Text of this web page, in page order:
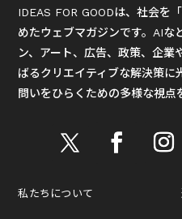
IDEAS FOR GOODは、社会を
めたウェブマガジンです。AIな
ン、アート、広告、政策、企業
ばるクリエイティブな解決策に
問いをひらくための多様な視点
私たちについて